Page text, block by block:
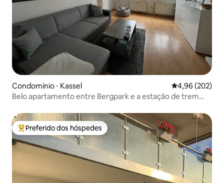
Condomínio ⋅ Kassel 4,96 de uma
4,96 (202)
Belo apartamento entre Bergpark e a estação de trem
Entre os melhores preferidos dos hóspedes
Preferido dos hóspedes